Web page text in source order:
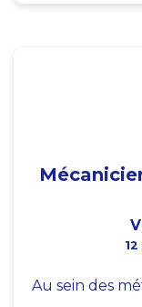
Au sein des